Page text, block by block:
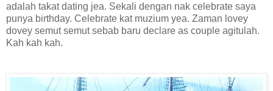
adalah takat dating jea. Sekali dengan nak celebrate saya
punya birthday. Celebrate kat muzium yea. Zaman lovey
dovey semut semut sebab baru declare as couple agitulah.
Kah kah kah.